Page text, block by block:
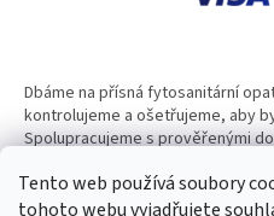
Tento web používá soubory
tohoto webu vyjadřujete
Dbáme na přísná fytosanitární
kontrolujeme a ošetřujeme, aby
Spolupracujeme s prověřenými